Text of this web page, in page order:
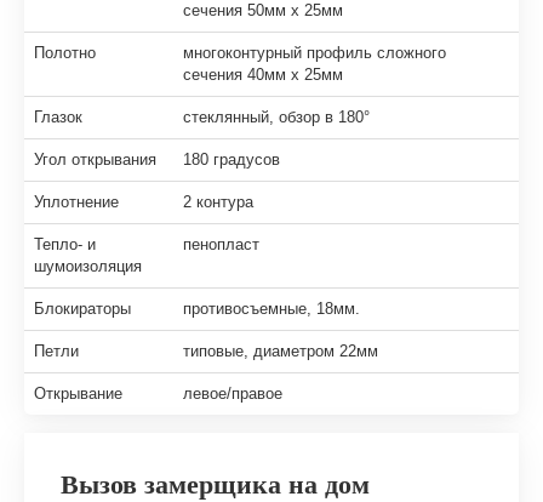
сечения 50мм х 25мм
Полотно
многоконтурный профиль сложного
сечения 40мм х 25мм
Глазок стеклянный, обзор в 180°
Угол открывания 180 градусов
Уплотнение 2 контура
Тепло- и
шумоизоляция
пенопласт
Блокираторы противосъемные, 18мм.
Петли типовые, диаметром 22мм
Открывание левое/правое
Вызов замерщика на дом